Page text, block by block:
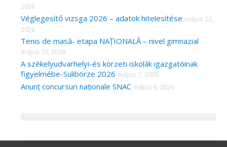
2026
Véglegesítő vizsga 2026 – adatok hitelesítése május 22,
2026
Tenis de masă- etapa NAȚIONALĂ – nivel gimnazial
május 10, 2026
A székelyudvarhelyi-és körzeti iskolák igazgatóinak
figyelmébe-Sulibörze 2026 május 7, 2026
Anunț concursuri naționale SNAC május 6, 2026